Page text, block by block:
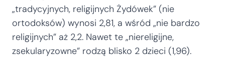
„tradycyjnych, religijnych Żydówek” (nie
ortodoksów) wynosi 2,81, a wśród „nie bardzo
religijnych” aż 2,2. Nawet te „niereligijne,
zsekularyzowne” rodzą blisko 2 dzieci (1,96).